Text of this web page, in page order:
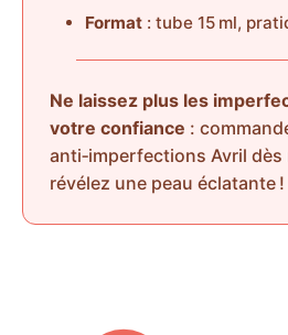
Format : tube 15 ml,
Ne laissez plus les
votre confiance :
anti‑imperfections Avril
révélez une peau éclatante !